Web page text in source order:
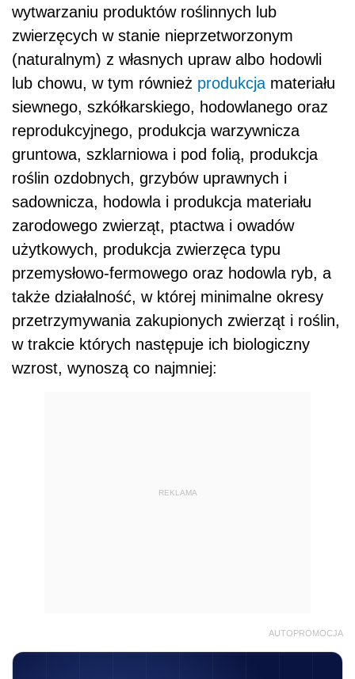
wytwarzaniu produktów roślinnych lub
zwierzęcych w stanie nieprzetworzonym
(naturalnym) z własnych upraw albo hodowli
lub chowu, w tym również produkcja materiału
siewnego, szkółkarskiego, hodowlanego oraz
reprodukcyjnego, produkcja warzywnicza
gruntowa, szklarniowa i pod folią, produkcja
roślin ozdobnych, grzybów uprawnych i
sadownicza, hodowla i produkcja materiału
zarodowego zwierząt, ptactwa i owadów
użytkowych, produkcja zwierzęca typu
przemysłowo-fermowego oraz hodowla ryb, a
także działalność, w której minimalne okresy
przetrzymywania zakupionych zwierząt i roślin,
w trakcie których następuje ich biologiczny
wzrost, wynoszą co najmniej:
REKLAMA
AUTOPROMOCJA